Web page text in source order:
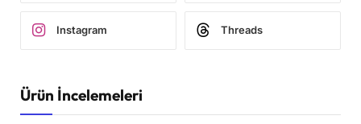
Instagram Threads
Ürün İncelemeleri